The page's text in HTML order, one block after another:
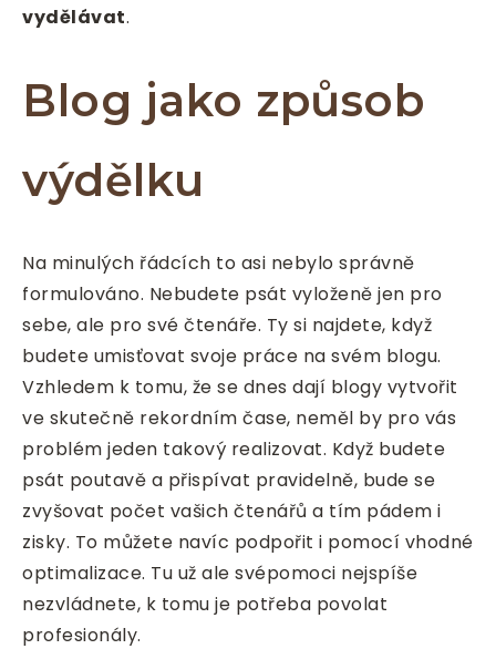
vydělávat.
Blog jako způsob
výdělku
Na minulých řádcích to asi nebylo správně
formulováno. Nebudete psát vyloženě jen pro
sebe, ale pro své čtenáře. Ty si najdete, když
budete umisťovat svoje práce na svém blogu.
Vzhledem k tomu, že se dnes dají blogy vytvořit
ve skutečně rekordním čase, neměl by pro vás
problém jeden takový realizovat. Když budete
psát poutavě a přispívat pravidelně, bude se
zvyšovat počet vašich čtenářů a tím pádem i
zisky. To můžete navíc podpořit i pomocí vhodné
optimalizace. Tu už ale svépomoci nejspíše
nezvládnete, k tomu je potřeba povolat
profesionály.